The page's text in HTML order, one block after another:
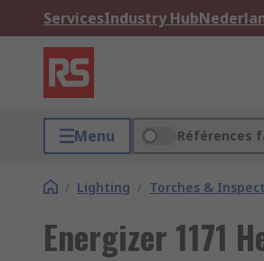
ServicesIndustry Hub
Menu Références
/ Lighting / Torches &
Energizer 1171